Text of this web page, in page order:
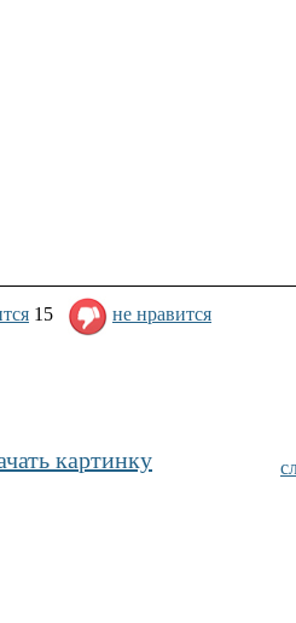
15 не нравится
картинку